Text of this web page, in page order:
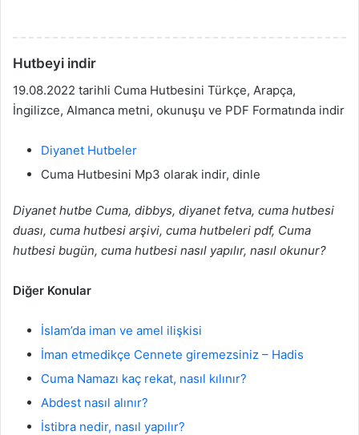
Hutbeyi indir
19.08.2022 tarihli Cuma Hutbesini Türkçe, Arapça,
İngilizce, Almanca metni, okunuşu ve PDF Formatında indir
Diyanet Hutbeler
Cuma Hutbesini Mp3 olarak indir, dinle
Diyanet hutbe Cuma, dibbys, diyanet fetva, cuma hutbesi
duası, cuma hutbesi arşivi, cuma hutbeleri pdf, Cuma
hutbesi bugün, cuma hutbesi nasıl yapılır, nasıl okunur?
Diğer Konular
İslam’da iman ve amel ilişkisi
İman etmedikçe Cennete giremezsiniz – Hadis
Cuma Namazı kaç rekat, nasıl kılınır?
Abdest nasıl alınır?
İstibra nedir, nasıl yapılır?